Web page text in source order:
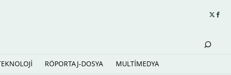
RÖPORTAJ-DOSYA MULTİMEDYA